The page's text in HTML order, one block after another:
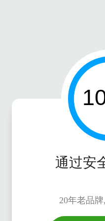
通过安
20年老品